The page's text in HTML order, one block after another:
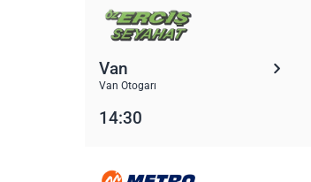
Van
Van Otogarı
14:30